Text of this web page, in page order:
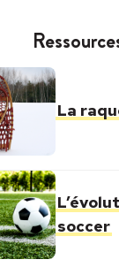
La
soccer